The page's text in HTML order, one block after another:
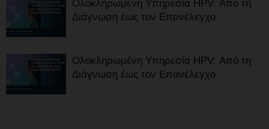
Ολοκληρωμένη Υπηρεσία HPV: Από τη
Διάγνωση έως τον Επανέλεγχο
Ολοκληρωμένη Υπηρεσία HPV: Από τη
Διάγνωση έως τον Επανέλεγχο